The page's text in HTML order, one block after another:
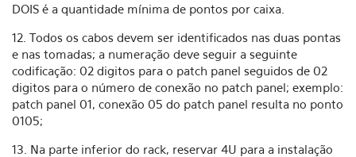
DOIS é a quantidade mínima de pontos por caixa.
12. Todos os cabos devem ser identificados nas duas pontas
e nas tomadas; a numeração deve seguir a seguinte
codificação: 02 digitos para o patch panel seguidos de 02
digitos para o número de conexão no patch panel; exemplo:
patch panel 01, conexão 05 do patch panel resulta no ponto
0105;
13. Na parte inferior do rack, reservar 4U para a instalação